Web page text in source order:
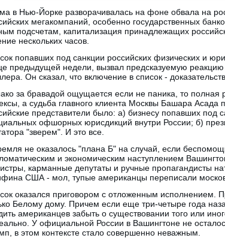
в Нью-Йорке разворачивалась на фоне обвала на
мегакомпаний, особенно государственных
подсчетам, капитализация принадлежащих
нескольких часов.
попавших под санкции российских физических и
предыдущей недели, вызвал предсказуемую
Он сказал, что включение в список -
за бравадой ощущается если не паника, то полная
а судьба главного клиента Москвы Башара
представители было: а) бизнесу попавших под
офшорных юрисдикций внутри России; б)
"зверем". И это все.
не оказалось "плана Б" на случай, если
и экономическим наступлением
карманные депутаты и ручные пропагандисты
США - мол, тупые американцы переписали
оказался приговором с отложенным исполнением.
Белому дому. Причем если еще три-четыре года
американцев забыть о существовании того или
У официальной России в Вашингтоне не
в этом контексте стало совершенно неважным.